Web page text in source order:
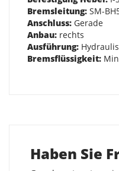
Bremsleitung: SM-
Anschluss: Gerade
Anbau: rechts
Ausführung:
Bremsflüssigkeit:
Haben Sie